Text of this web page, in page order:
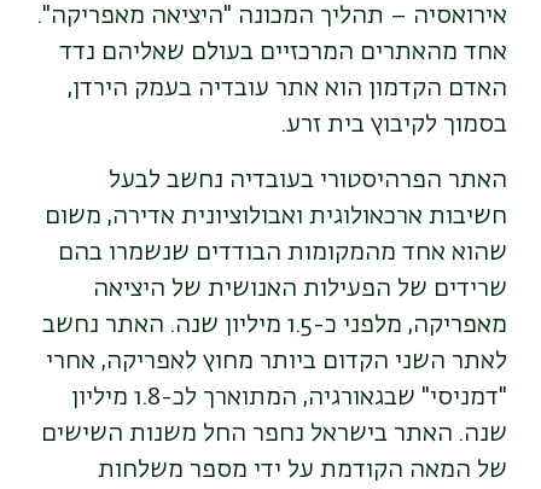
אירואסיה – תהליך המכונה "היציאה מאפריקה".
אחד מהאתרים המרכזיים בעולם שאליהם נדד
האדם הקדמון הוא אתר עובדיה בעמק הירדן,
בסמוך לקיבוץ בית זרע.
האתר הפרהיסטורי בעובדיה נחשב לבעל
חשיבות ארכאולוגית ואבולוציונית אדירה, משום
שהוא אחד מהמקומות הבודדים שנשמרו בהם
שרידים של הפעילות האנושית של היציאה
מאפריקה, מלפני כ-1.5 מיליון שנה. האתר נחשב
לאתר השני הקדום ביותר מחוץ לאפריקה, אחרי
"דמניסי" שבגאורגיה, המתוארך לכ-1.8 מיליון
שנה. האתר בישראל נחפר החל משנות השישים
של המאה הקודמת על ידי מספר משלחות